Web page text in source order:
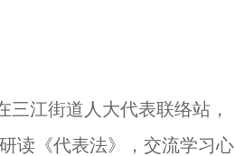
江街道人大代表联络站，
读《代表法》，交流学习心